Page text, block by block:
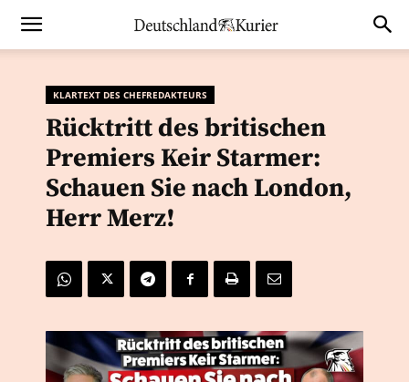
KLARTEXT DES CHEFREDAKTEURS
Rücktritt des britischen
Premiers Keir Starmer:
Schauen Sie nach London,
Herr Merz!